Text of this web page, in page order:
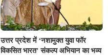
उत्तर प्रदेश में ‘नशामुक्त युवा फॉर
विकसित भारत’ संकल्प अभियान का भव्य